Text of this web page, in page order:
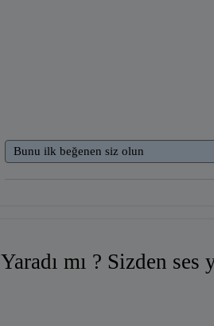
Bunu ilk beğenen siz olun
Yaradı mı ? Sizden ses